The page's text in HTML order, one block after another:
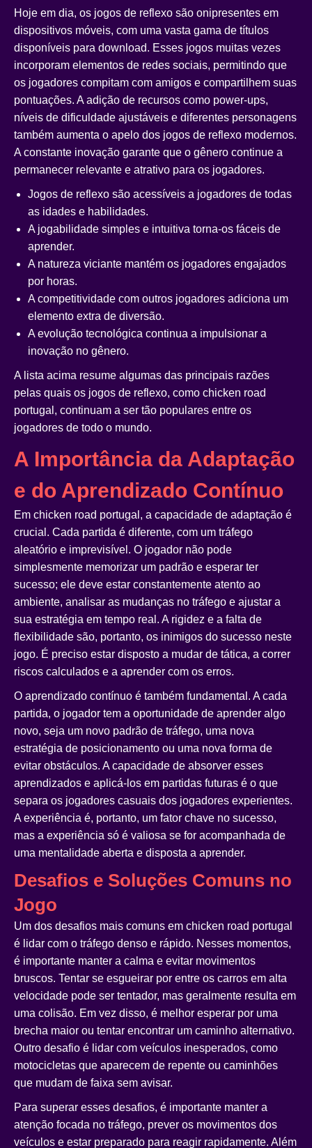
Hoje em dia, os jogos de reflexo são onipresentes em
dispositivos móveis, com uma vasta gama de títulos
disponíveis para download. Esses jogos muitas vezes
incorporam elementos de redes sociais, permitindo que
os jogadores compitam com amigos e compartilhem suas
pontuações. A adição de recursos como power-ups,
níveis de dificuldade ajustáveis e diferentes personagens
também aumenta o apelo dos jogos de reflexo modernos.
A constante inovação garante que o gênero continue a
permanecer relevante e atrativo para os jogadores.
Jogos de reflexo são acessíveis a jogadores de todas
as idades e habilidades.
A jogabilidade simples e intuitiva torna-os fáceis de
aprender.
A natureza viciante mantém os jogadores engajados
por horas.
A competitividade com outros jogadores adiciona um
elemento extra de diversão.
A evolução tecnológica continua a impulsionar a
inovação no gênero.
A lista acima resume algumas das principais razões
pelas quais os jogos de reflexo, como chicken road
portugal , continuam a ser tão populares entre os
jogadores de todo o mundo.
A Importância da Adaptação
e do Aprendizado Contínuo
Em chicken road portugal , a capacidade de adaptação é
crucial. Cada partida é diferente, com um tráfego
aleatório e imprevisível. O jogador não pode
simplesmente memorizar um padrão e esperar ter
sucesso; ele deve estar constantemente atento ao
ambiente, analisar as mudanças no tráfego e ajustar a
sua estratégia em tempo real. A rigidez e a falta de
flexibilidade são, portanto, os inimigos do sucesso neste
jogo. É preciso estar disposto a mudar de tática, a correr
riscos calculados e a aprender com os erros.
O aprendizado contínuo é também fundamental. A cada
partida, o jogador tem a oportunidade de aprender algo
novo, seja um novo padrão de tráfego, uma nova
estratégia de posicionamento ou uma nova forma de
evitar obstáculos. A capacidade de absorver esses
aprendizados e aplicá-los em partidas futuras é o que
separa os jogadores casuais dos jogadores experientes.
A experiência é, portanto, um fator chave no sucesso,
mas a experiência só é valiosa se for acompanhada de
uma mentalidade aberta e disposta a aprender.
Desafios e Soluções Comuns no
Jogo
Um dos desafios mais comuns em chicken road portugal
é lidar com o tráfego denso e rápido. Nesses momentos,
é importante manter a calma e evitar movimentos
bruscos. Tentar se esgueirar por entre os carros em alta
velocidade pode ser tentador, mas geralmente resulta em
uma colisão. Em vez disso, é melhor esperar por uma
brecha maior ou tentar encontrar um caminho alternativo.
Outro desafio é lidar com veículos inesperados, como
motocicletas que aparecem de repente ou caminhões
que mudam de faixa sem avisar.
Para superar esses desafios, é importante manter a
atenção focada no tráfego, prever os movimentos dos
veículos e estar preparado para reagir rapidamente. Além